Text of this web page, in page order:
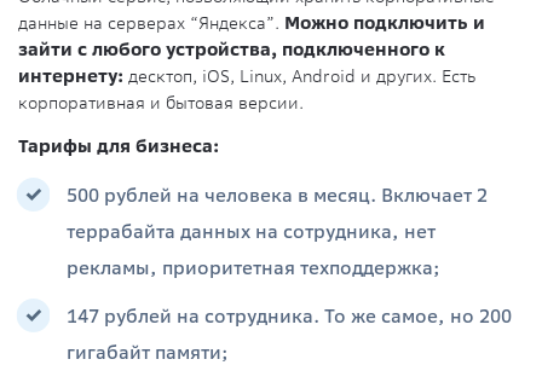
данные на серверах “Яндекса”. Можно подключить и
зайти с любого устройства, подключенного к
интернету: десктоп, iOS, Linux, Android и других. Есть
корпоративная и бытовая версии.
Тарифы для бизнеса:
500 рублей на человека в месяц. Включает 2
террабайта данных на сотрудника, нет
рекламы, приоритетная техподдержка;
147 рублей на сотрудника. То же самое, но 200
гигабайт памяти;